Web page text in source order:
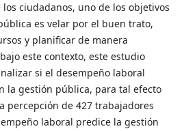
ciudadanos, uno de los objetivos
es velar por el buen trato,
y planificar de manera
este contexto, este estudio
si el desempeño laboral
la gestión pública, para tal efecto
percepción de 427 trabajadores
laboral predice la gestión